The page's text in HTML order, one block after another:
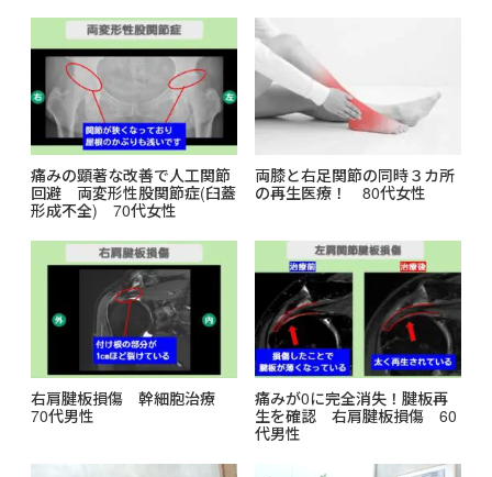
o
k
痛みの顕著な改善で人工関節
回避 両変形性股関節症(臼蓋
形成不全) 70代女性
両膝と右足関節の同時３カ所
の再生医療！ 80代女性
右肩腱板損傷 幹細胞治療
70代男性
痛みが0に完全消失！腱板再
生を確認 右肩腱板損傷 60
代男性